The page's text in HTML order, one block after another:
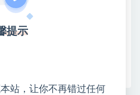
要价值，也为众多创业者
前程似锦！
提示
站，让你不再错过任何